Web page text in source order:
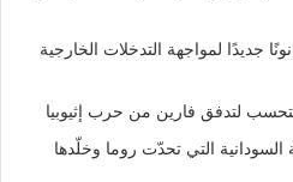
جديدًا لمواجهة التدخلات الخارجية
لتدفق فارين من حرب إثيوبيا
السودانية التي تحدّت روما وخلّدها